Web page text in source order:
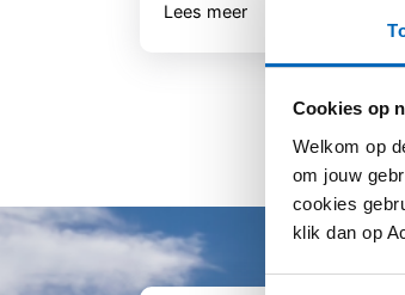
Cookies op
Welkom op
om jouw
cookies
klik dan op
Lees meer